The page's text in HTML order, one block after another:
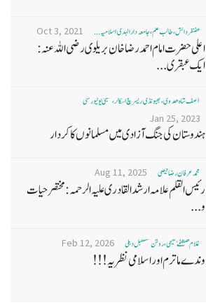
غضنفر دانش، طالب علم، جامعہ دارالہدی اسلامیہ ... Oct 3, 2021
اعلی حضرت امام احمد رضا خان بریلوی رضی اللہ عنہ:
ایک عبقری...
آصف شاہ ھدوی، بھیونڈی ریسرچ اسکالر، ممبئی یونیورسٹی
Jan 25, 2023
ہندوستان کی جنگ آزادی میں مسلمانوں کا کردار
محمد عرفان رضا فیضی Aug 11, 2025
رئیس القلم علامہ ارشد القادری علیہ الرحمہ: مختصر حیات
و...
غلام مصطفےٰ نعیمی، روشن مستقبل دہلی Feb 12, 2026
وندے ماترم اور اسلامی نظریہ!!!